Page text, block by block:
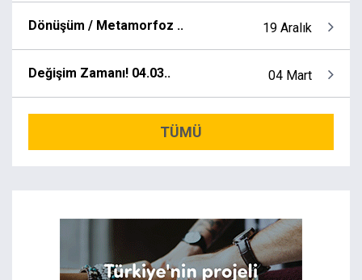
Dönüşüm / Metamorfoz .. 19 Aralık
Değişim Zamanı! 04.03.. 04 Mart
TÜMÜ